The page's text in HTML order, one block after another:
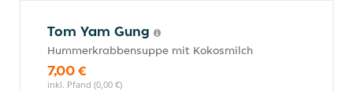
Tom Yam Gung
Hummerkrabbensuppe mit Kokosmilch
7,00 €
inkl. Pfand (0,00 €)